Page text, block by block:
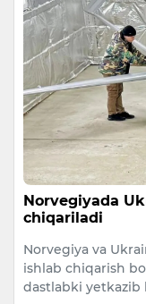
Norvegiyada
chiqariladi
Norvegiya va
ishlab chiqarish
dastlabki yetkazib